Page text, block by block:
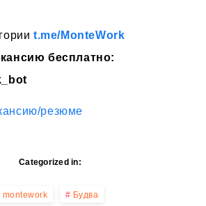
t.me/MonteWork
бесплатно:
резюме
Categorized in:
montework Будва